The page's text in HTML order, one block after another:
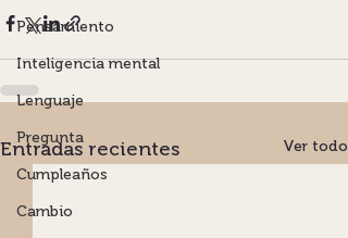
Pensamiento
Inteligencia mental
Lenguaje
Pregunta
Cumpleaños
Cambio
Entradas recientes Ver todo